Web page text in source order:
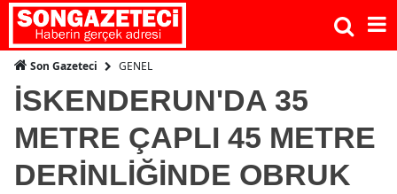
Son Gazeteci GENEL
İSKENDERUN'DA 35
METRE ÇAPLI 45 METRE
DERİNLİĞİNDE OBRUK